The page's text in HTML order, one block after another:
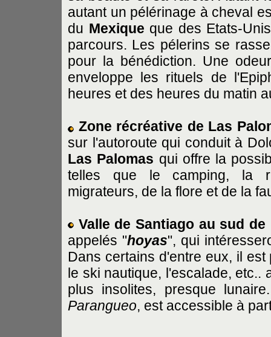
autant un pélérinage à cheval
du Mexique que des Etats-
parcours. Les pélerins se
pour la bénédiction. Une
enveloppe les rituels de
heures et des heures du matin
Zone récréative de Las
sur l'autoroute qui conduit à
Las Palomas qui offre la
telles que le camping, la
migrateurs, de la flore et de la
Valle de Santiago au sud
appelés "hoyas", qui
Dans certains d'entre eux, il
le ski nautique, l'escalade,
plus insolites, presque
Parangueo, est accessible à